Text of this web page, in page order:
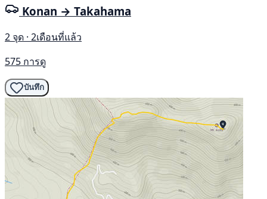
Konan → Takahama
2 จุด · 2เดือนที่แล้ว
575 การดู
บันทึก